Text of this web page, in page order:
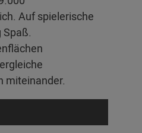
Auf spielerische
miteinander.